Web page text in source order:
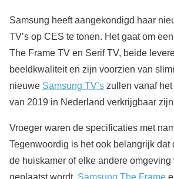
Samsung heeft aangekondigd haar
TV’s op CES te tonen. Het gaat om
The Frame TV en Serif TV, beide
beeldkwaliteit en zijn voorzien van
nieuwe Samsung TV’s zullen vanaf
van 2019 in Nederland verkrijgbaar
Vroeger waren de specificaties met
Tegenwoordig is het ook belangrijk dat
de huiskamer of elke andere
geplaatst wordt. Samsung The Frame